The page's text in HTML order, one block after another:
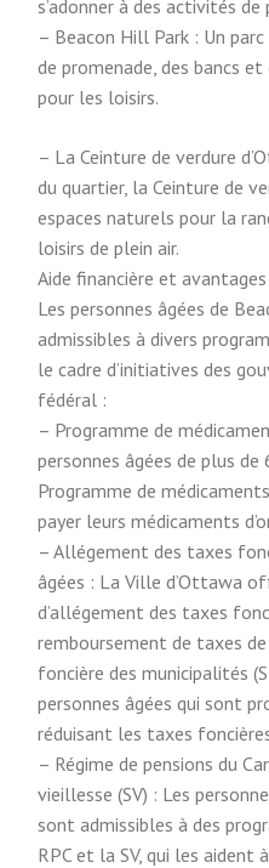
s’adonner à des activités de
– Beacon Hill Park : Un
de promenade, des bancs
pour les loisirs.
– La Ceinture de verdure
du quartier, la Ceinture de
espaces naturels pour la
loisirs de plein air.
Aide financière et avantages
Les personnes âgées de
admissibles à divers
le cadre d’initiatives des
fédéral :
– Programme de
personnes âgées de plus
Programme de
payer leurs médicaments
– Allégement des taxes
âgées : La Ville d’Ottawa
d’allégement des taxes
remboursement de taxes
foncière des municipalités
personnes âgées qui sont
réduisant les taxes
– Régime de pensions du
vieillesse (SV) : Les
sont admissibles à des
RPC et la SV, qui les aident